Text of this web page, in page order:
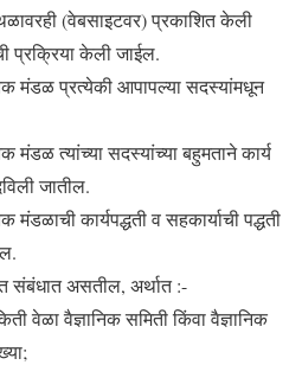
(वेबसाइटवर) प्रकाशित केली
प्रक्रिया केली जाईल.
मंडळ प्रत्येकी आपापल्या सदस्यांमधून
मंडळ त्यांच्या सदस्यांच्या बहुमताने कार्य
जातील.
मंडळाची कार्यपद्धती व सहकार्याची पद्धती
संबंधात असतील, अर्थात :-
वेळा वैज्ञानिक समिती किंवा वैज्ञानिक